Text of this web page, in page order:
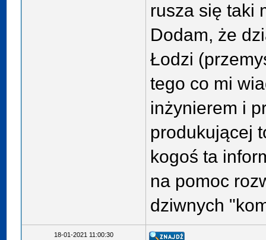
rusza się taki
Dodam, że
Łodzi
tego co mi
inżynierem i
produkującej
kogoś ta
na pomoc
dziwnych
18-01-2021 11:00:30